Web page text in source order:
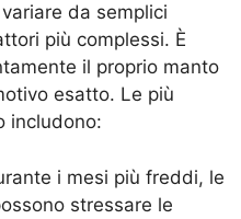
da semplici
più complessi. È
il proprio manto
esatto. Le più
includono:
i mesi più freddi, le
stressare le